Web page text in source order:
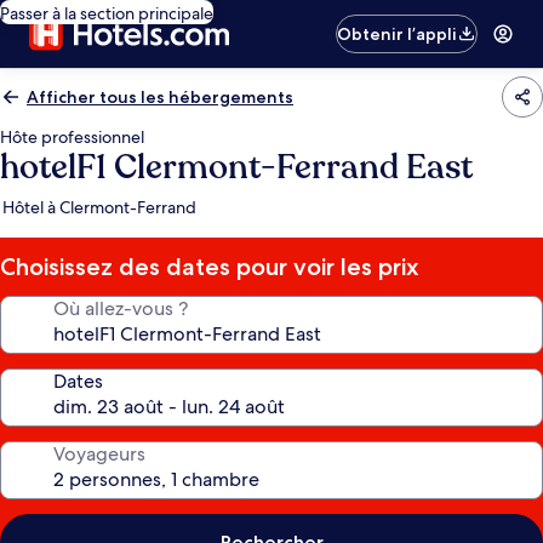
Passer à la section principale
Obtenir l’appli
Afficher tous les hébergements
Hôte professionnel
hotelF1 Clermont-Ferrand East
Hôtel à Clermont-Ferrand
Choisissez des dates pour voir les prix
Où allez-vous ?
Dates
Voyageurs